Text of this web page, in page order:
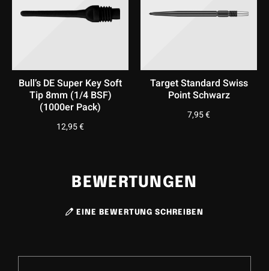
Bull’s DE Super Key Soft
Tip 8mm (1/4 BSF)
(1000er Pack)
12,95€
Target Standard Swiss
Point Schwarz
7,95€
BEWERTUNGEN
EINE BEWERTUNG SCHREIBEN